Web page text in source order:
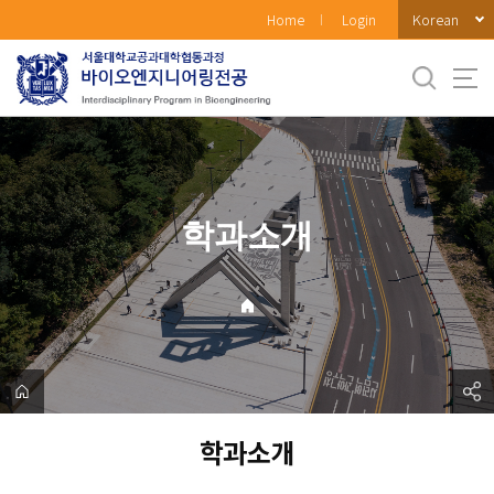
로
메
뉴
Home Login Korean
학과소개
학과소개